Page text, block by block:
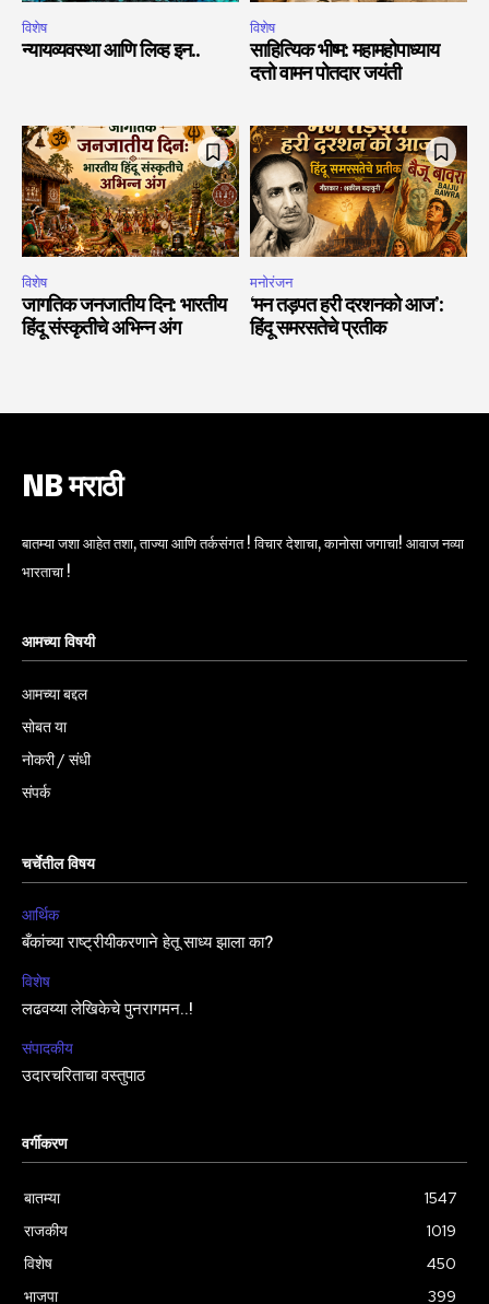
विशेष
न्यायव्यवस्था आणि लिव्ह इन..
विशेष
साहित्यिक भीष्म: महामहोपाध्याय
दत्तो वामन पोतदार जयंती
विशेष
जागतिक जनजातीय दिन: भारतीय
हिंदू संस्कृतीचे अभिन्न अंग
मनोरंजन
‘मन तड़पत हरी दरशनको आज’:
हिंदू समरसतेचे प्रतीक
NB मराठी
बातम्या जशा आहेत तशा, ताज्या आणि तर्कसंगत ! विचार देशाचा, कानोसा जगाचा! आवाज नव्या
भारताचा !
आमच्या विषयी
आमच्या बद्दल
सोबत या
नोकरी / संधी
संपर्क
चर्चेतील विषय
आर्थिक
बँकांच्या राष्ट्रीयीकरणाने हेतू साध्य झाला का?
विशेष
लढवय्या लेखिकेचे पुनरागमन..!
संपादकीय
उदारचरिताचा वस्तुपाठ
वर्गीकरण
बातम्या
1547
राजकीय
1019
विशेष
450
भाजपा
399